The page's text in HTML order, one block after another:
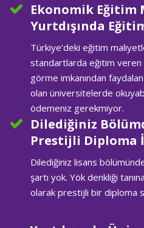
Ekonomik
Yurtdışında
Türkiye’deki eğitim
standartlarda eğitim
görme imkanından
olan üniversitelerde
ödemeniz gerekmiyor.
Dilediğiniz
Prestijli Diploma
Dilediğiniz lisans
şartı yok. Yök denkliği
olarak prestijli bir diploma